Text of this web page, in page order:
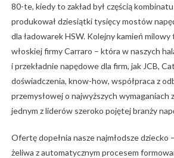
80-te, kiedy to zakład był częścią
produkował dziesiątki tysięcy mostów
dla ładowarek HSW. Kolejny kamień
włoskiej firmy Carraro – która w naszych
i przekładnie napędowe dla firm, jak JCB,
doświadczenia, know-how, współpraca z
przemysłowej o najwyższych wymaganiach
jednym z liderów szeroko pojętej branży
Ofertę dopełnia nasze najmłodsze dziecko
żeliwa z automatycznym procesem